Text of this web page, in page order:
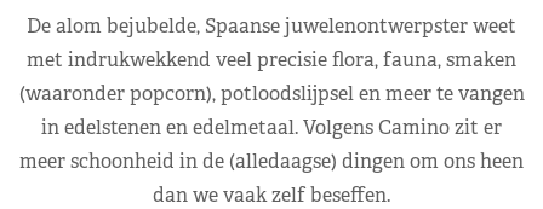
De alom bejubelde, Spaanse juwelenontwerpster weet
met indrukwekkend veel precisie flora, fauna, smaken
(waaronder popcorn), potloodslijpsel en meer te vangen
in edelstenen en edelmetaal. Volgens Camino zit er
meer schoonheid in de (alledaagse) dingen om ons heen
dan we vaak zelf beseffen.